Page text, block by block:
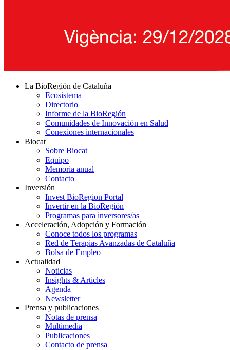
La BioRegión de Cataluña
Ecosistema
Directorio
Informe de la BioRegión
Comunidades de Innovación en Salud
Conexiones internacionales
Biocat
Sobre Biocat
Equipo
Memoria anual
Contacto
Inversión
Invest BioRegion Portal
Invertir en la BioRegión
Programas para inversores/as
Acceleración, Adopción y Formación
Conoce todos los programas
Red de Terapias Avanzadas de Cataluña
Bolsa de Empleo
Actualidad
Noticias
Insights & Articles
Agenda
Newsletter
Prensa y publicaciones
Notas de prensa
Multimedia
Publicaciones
Contacto de prensa